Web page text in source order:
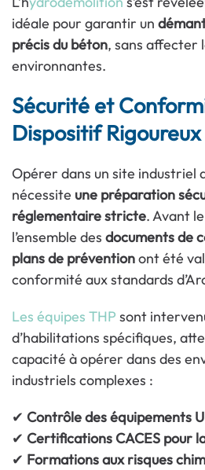
idéale pour garantir un
précis du béton, sans affecter
environnantes.
Sécurité et
Dispositif Rigoureux
Opérer dans un site industriel
nécessite une préparation
réglementaire stricte. Avant
l’ensemble des documents de
plans de préventionont été
conformité aux standards
Les équipes THP sont
d’habilitations spécifiques,
capacité à opérer dans des
industriels complexes :
✔ Contrôle des équipements
✔ Certifications CACES pour
✔ Formations aux risques